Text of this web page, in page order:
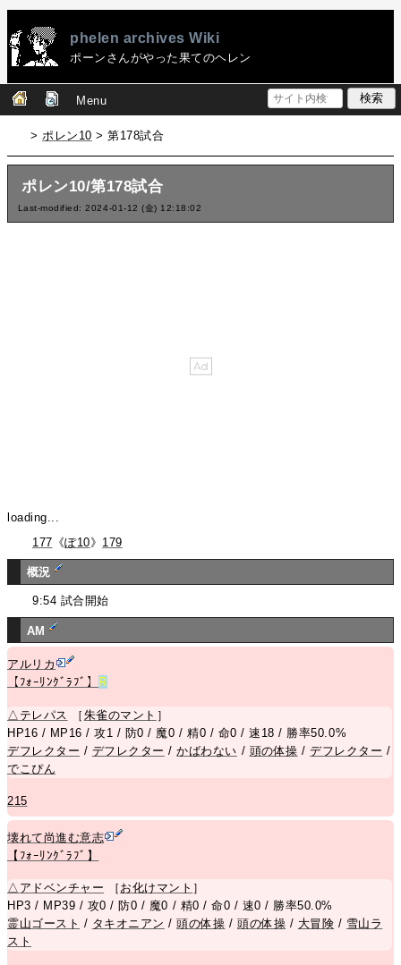
phelen archives Wiki
ポーンさんがやった果てのヘレン
Menu
>ポレン10 > 第178試合
ポレン10/第178試合
Last-modified: 2024-01-12 (金) 12:18:02
loading...
177 《ぽ10》 179
概況
9:54 試合開始
AM
アルリカ
【ﾌｫｰﾘﾝｸﾞﾗﾌﾞ】
R
△ テレパス ［ 朱雀のマント ］
HP16 / MP16 / 攻1 / 防0 / 魔0 / 精0 / 命0 / 速18 / 勝率50.0%
デフレクター / デフレクター /かばわない / 頭の体操 /デフレクター /
でこぴん
215
壊れて尚進む意志
【ﾌｫｰﾘﾝｸﾞﾗﾌﾞ】
△ アドベンチャー ［ お化けマント ］
HP3 / MP39 / 攻0 / 防0 / 魔0 / 精0 / 命0 / 速0 / 勝率50.0%
霊山ゴースト / タキオニアン /頭の体操 /頭の体操 / 大冒険 / 雪山ラ
スト